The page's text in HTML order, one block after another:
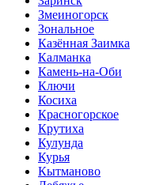
Змеиногорск
Зональное
Казённая Заимка
Калманка
Камень-на-Оби
Ключи
Косиха
Красногорское
Крутиха
Кулунда
Курья
Кытманово